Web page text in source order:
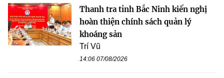
Thanh tra tỉnh Bắc Ninh kiến nghị
hoàn thiện chính sách quản lý
khoáng sản
Trí Vũ
14:06 07/08/2026